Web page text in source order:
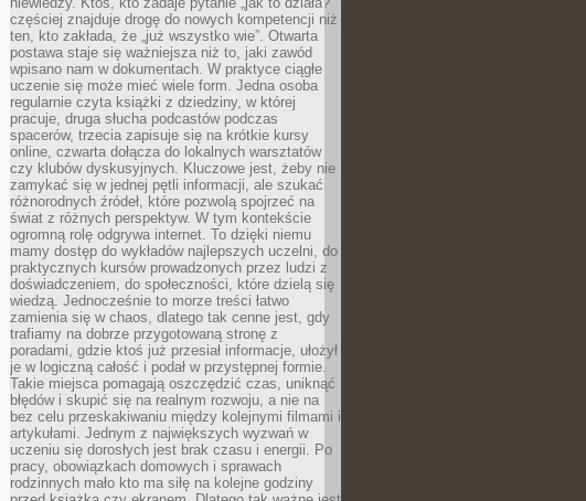
częściej znajduje drogę do nowych kompetencji niż
ten, kto zakłada, że „już wszystko wie”. Otwarta
postawa staje się ważniejsza niż to, jaki zawód
wpisano nam w dokumentach. W praktyce ciągłe
uczenie się może mieć wiele form. Jedna osoba
regularnie czyta książki z dziedziny, w której
pracuje, druga słucha podcastów podczas
spacerów, trzecia zapisuje się na krótkie kursy
online, czwarta dołącza do lokalnych warsztatów
czy klubów dyskusyjnych. Kluczowe jest, żeby nie
zamykać się w jednej pętli informacji, ale szukać
różnorodnych źródeł, które pozwolą spojrzeć na
świat z różnych perspektyw. W tym kontekście
ogromną rolę odgrywa internet. To dzięki niemu
mamy dostęp do wykładów najlepszych uczelni, do
praktycznych kursów prowadzonych przez ludzi z
doświadczeniem, do społeczności, które dzielą się
wiedzą. Jednocześnie to morze treści łatwo
zamienia się w chaos, dlatego tak cenne jest, gdy
trafiamy na dobrze przygotowaną stronę z
poradami, gdzie ktoś już przesiał informacje, ułożył
je w logiczną całość i podał w przystępnej formie.
Takie miejsca pomagają oszczędzić czas, uniknąć
błędów i skupić się na realnym rozwoju, a nie na
bez celu przeskakiwaniu między kolejnymi filmami i
artykułami. Jednym z największych wyzwań w
uczeniu się dorosłych jest brak czasu i energii. Po
pracy, obowiązkach domowych i sprawach
rodzinnych mało kto ma siłę na kolejne godziny